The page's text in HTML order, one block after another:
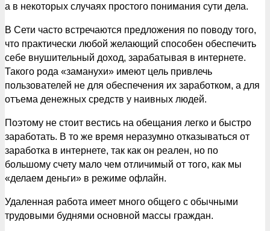
а в некоторых случаях простого понимания сути дела.
В Сети часто встречаются предложения по поводу того,
что практически любой желающий способен обеспечить
себе внушительный доход, зарабатывая в интернете.
Такого рода «заманухи» имеют цель привлечь
пользователей не для обеспечения их заработком, а для
отъема денежных средств у наивных людей.
Поэтому не стоит вестись на обещания легко и быстро
заработать. В то же время неразумно отказываться от
заработка в интернете, так как он реален, но по
большому счету мало чем отличимый от того, как мы
«делаем деньги» в режиме офлайн.
Удаленная работа имеет много общего с обычными
трудовыми буднями основной массы граждан.